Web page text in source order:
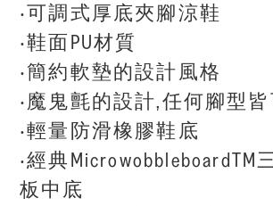
‧可調式厚底夾腳涼鞋
‧鞋面PU材質
‧簡約軟墊的設計風格
‧魔鬼氈的設計,任何腳型
‧輕量防滑橡膠鞋底
‧經典MicrowobbleboardTM
板中底